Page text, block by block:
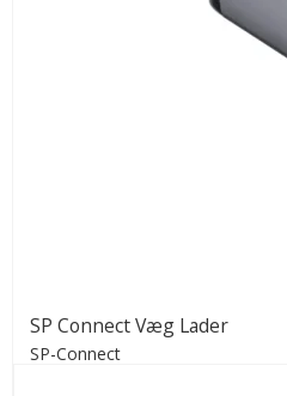
SP Connect Væg Lader
SP-Connect